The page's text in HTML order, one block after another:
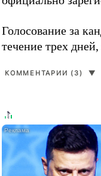
Голосование за
течение трех
КОММЕНТАРИИ (3) ▼